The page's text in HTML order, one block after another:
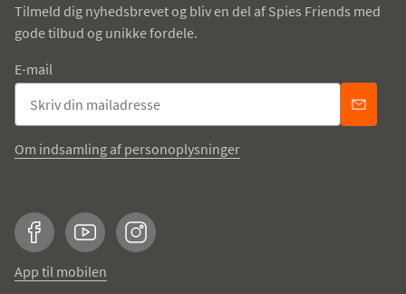
Tilmeld dig nyhedsbrevet og bliv en del af Spies Friends med
gode tilbud og unikke fordele.
E-mail
Om indsamling af personoplysninger
FacebookYouTubeInstagram
App til mobilen